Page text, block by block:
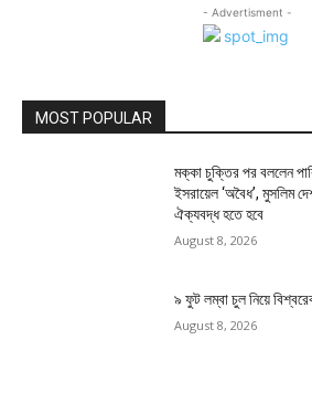
- Advertisment -
MOST POPULAR
মক্কা চুক্তির পর বললেন
ইসরায়েল ‘অবৈধ’, মুসলিম
ঐক্যবদ্ধ হতে হবে
August 8, 2026
৯ ফুট লম্বা চুল নিয়ে
August 8, 2026